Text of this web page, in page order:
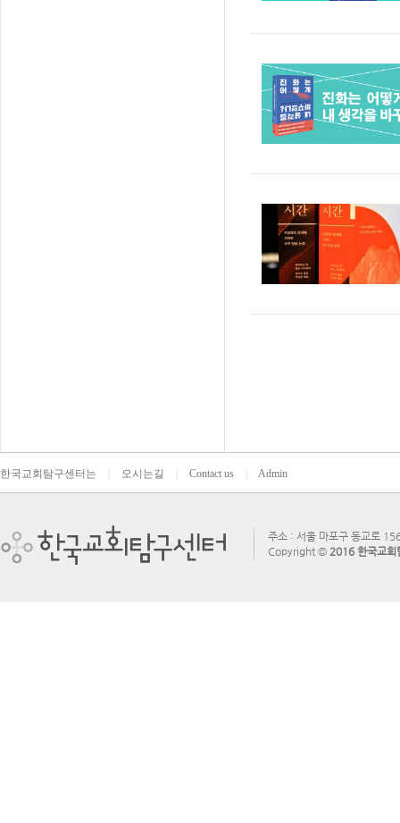
한국교회탐구센터는 오시는길 Contact us Admin
주소 : 서울 마포구 동교로
Copyright © 2016 한국교회